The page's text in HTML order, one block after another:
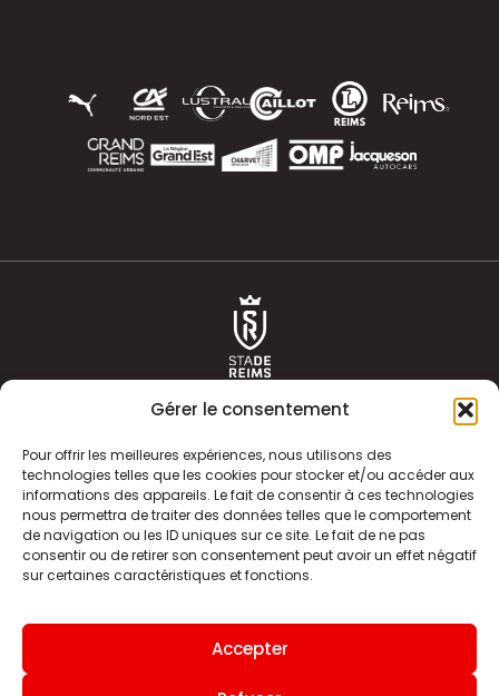
Gérer le consentement
Pour offrir les meilleures expériences, nous utilisons des
technologies telles que les cookies pour stocker et/ou accéder aux
informations des appareils. Le fait de consentir à ces technologies
nous permettra de traiter des données telles que le comportement
de navigation ou les ID uniques sur ce site. Le fait de ne pas
consentir ou de retirer son consentement peut avoir un effet négatif
sur certaines caractéristiques et fonctions.
Accepter
ACTUALITÉS
CLUB
BOUTIQUE
HISTOIRE
ÉQUIPE PREMIERE
INFOS ET CONTACT